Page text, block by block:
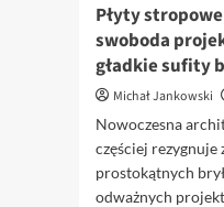
Płyty
swoboda
gładkie sufity
Michał Jankowski
Nowoczesna
częściej
prostokątnych
odważnych